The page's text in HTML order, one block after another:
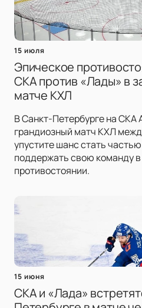
15 июля
Эпическое
СКА против «Лады» в
матче КХЛ
В Санкт-Петербурге на СКА
грандиозный матч КХЛ
упустите шанс стать
поддержать свою команду
противостоянии.
15 июня
СКА и «Лада»